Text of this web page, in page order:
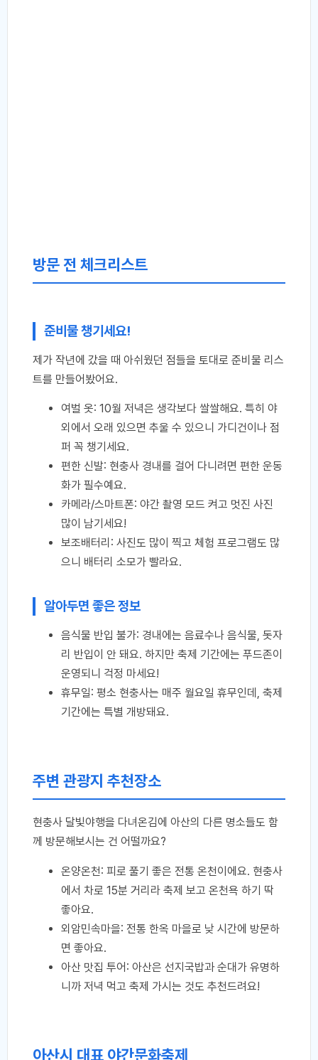
방문 전 체크리스트
준비물 챙기세요!
제가 작년에 갔을 때 아쉬웠던 점들을 토대로 준비물 리스
트를 만들어봤어요.
여벌 옷: 10월 저녁은 생각보다 쌀쌀해요. 특히 야
외에서 오래 있으면 추울 수 있으니 가디건이나 점
퍼 꼭 챙기세요.
편한 신발: 현충사 경내를 걸어 다니려면 편한 운동
화가 필수예요.
카메라/스마트폰: 야간 촬영 모드 켜고 멋진 사진
많이 남기세요!
보조배터리: 사진도 많이 찍고 체험 프로그램도 많
으니 배터리 소모가 빨라요.
알아두면 좋은 정보
음식물 반입 불가: 경내에는 음료수나 음식물, 돗자
리 반입이 안 돼요. 하지만 축제 기간에는 푸드존이
운영되니 걱정 마세요!
휴무일: 평소 현충사는 매주 월요일 휴무인데, 축제
기간에는 특별 개방돼요.
주변 관광지 추천장소
현충사 달빛야행을 다녀온김에 아산의 다른 명소들도 함
께 방문해보시는 건 어떨까요?
온양온천: 피로 풀기 좋은 전통 온천이에요. 현충사
에서 차로 15분 거리라 축제 보고 온천욕 하기 딱
좋아요.
외암민속마을: 전통 한옥 마을로 낮 시간에 방문하
면 좋아요.
아산 맛집 투어: 아산은 선지국밥과 순대가 유명하
니까 저녁 먹고 축제 가시는 것도 추천드려요!
아산시 대표 야간문화축제